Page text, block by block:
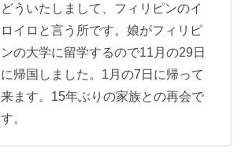
どういたしまして、フィリピンのイ
ロイロと言う所です。娘がフィリピ
ンの大学に留学するので11月の29日
に帰国しました。1月の7日に帰って
来ます。15年ぶりの家族との再会で
す。